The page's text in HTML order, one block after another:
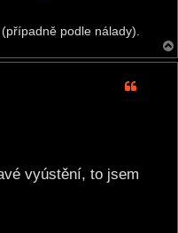
podle nálady).
vyústění, to jsem